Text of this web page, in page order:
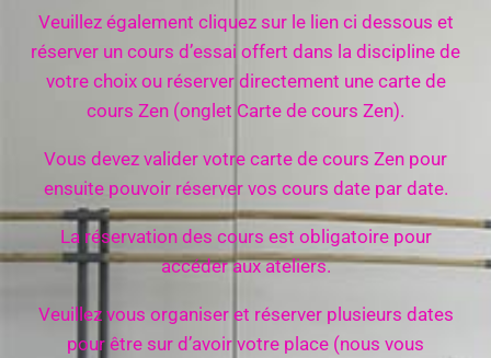
Veuillez également cliquez sur le lien ci dessous et
réserver un cours d’essai offert dans la discipline de
votre choix ou réserver directement une carte de
cours Zen (onglet Carte de cours Zen).
Vous devez valider votre carte de cours Zen pour
ensuite pouvoir réserver vos cours date par date.
La réservation des cours est obligatoire pour
accéder aux ateliers.
Veuillez vous organiser et réserver plusieurs dates
pour être sur d’avoir votre place (nous vous